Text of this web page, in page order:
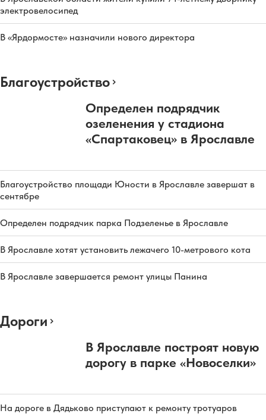
электровелосипед
В «Ярдормосте» назначили нового директора
Благоустройство
Определен подрядчик
озеленения у стадиона
«Спартаковец» в Ярославле
Благоустройство площади Юности в Ярославле завершат в
сентябре
Определен подрядчик парка Подзеленье в Ярославле
В Ярославле хотят установить лежачего 10-метрового кота
В Ярославле завершается ремонт улицы Панина
Дороги
В Ярославле построят новую
дорогу в парке «Новоселки»
На дороге в Дядьково приступают к ремонту тротуаров